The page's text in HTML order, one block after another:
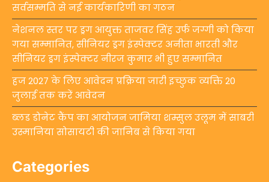
सर्वसम्मति से नई कार्यकारिणी का गठन
नेशनल स्तर पर ड्रग आयुक्त ताजवर सिंह उर्फ जग्गी को किया
गया सम्मानित, सीनियर ड्रग इंस्पेक्टर अनीता भारती और
सीनियर ड्रग इंस्पेक्टर नीरज कुमार भी हुए सम्मानित
हज 2027 के लिए आवेदन प्रक्रिया जारी इच्छुक व्यक्ति 20
जुलाई तक करें आवेदन
ब्लड डोनेट कैंप का आयोजन जामिया शम्सुल उलूम में साबरी
उस्मानिया सोसायटी की जानिब से किया गया
Categories